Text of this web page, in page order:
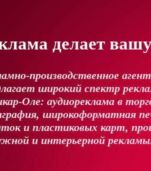
делает
производственное
широкий спектр
Оле: аудиореклама в
широкоформатная
и пластиковых карт,
и интерьерной